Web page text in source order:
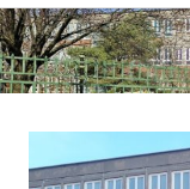
Skip
to
content